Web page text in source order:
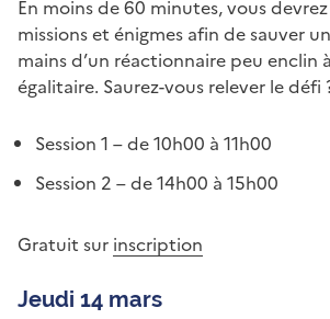
En moins de 60 minutes, vous
missions et énigmes afin de sauver
mains d’un réactionnaire peu enclin
égalitaire. Saurez-vous relever le défi
Session 1 – de 10h00 à 11h00
Session 2 – de 14h00 à 15h00
Gratuit sur inscription
Jeudi 14 mars